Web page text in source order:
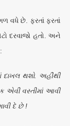
વધે છે. ફરતાં ફરતાં
દરવાજો હતો. અને
દાખલ થશો. અહીંથી
એવી વસ્તીમાં આવી
દે છે !